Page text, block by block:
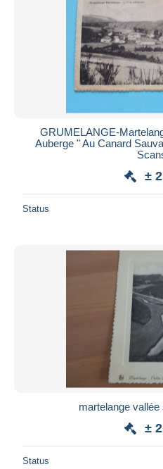
GRUMELANGE-
Auberge " Au Canard
±
Status
martelange
±
Status